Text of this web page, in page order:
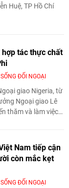
Huệ, TP Hồ Chí
tác thực chất
ĐỐI NGOẠI
giao Nigeria, từ
Ngoại giao Lê
thăm và làm việc
Nam tiếp cận
còn mắc kẹt
ĐỐI NGOẠI